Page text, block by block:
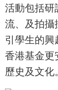
活動包括研
流、及拍攝
引學生的興
香港基金更
歷史及文化